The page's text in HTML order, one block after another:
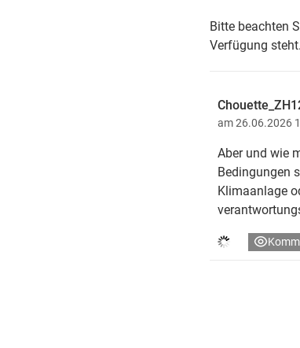
Bitte beachten
Verfügung steht.
am 26.06.2026
Aber und wie
Bedingungen
Klimaanlage